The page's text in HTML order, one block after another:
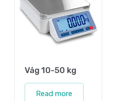
Våg 10-50 kg
Read more